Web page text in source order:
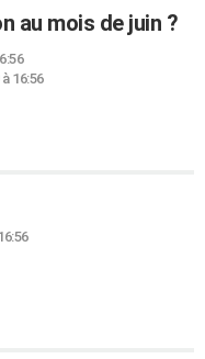
au mois de juin ?
16:56